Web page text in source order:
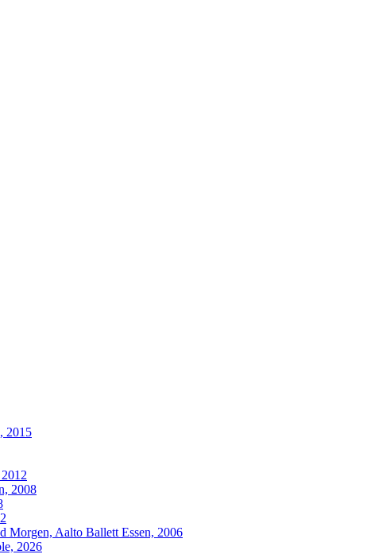
2015
2008
Morgen, Aalto Ballett Essen, 2006
2026